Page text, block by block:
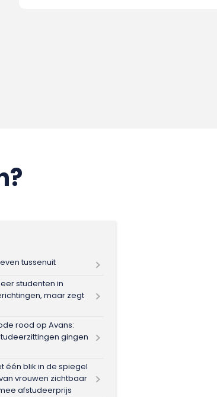
tussenuit
studenten in
maar zegt
rood op Avans:
gingen
één blik in de spiegel
vrouwen zichtbaar
afstudeerprijs